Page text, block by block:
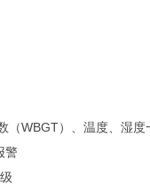
（WBGT）、温度、湿度
警